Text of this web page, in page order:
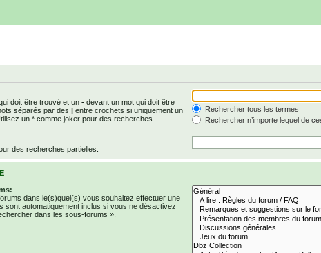
doit être trouvé et un - devant un mot qui doit être
séparés par des | entre crochets si uniquement un
un * comme joker pour des recherches
Rechercher tous les termes
Rechercher n’importe lequel de
des recherches partielles.
dans le(s)quel(s) vous souhaitez effectuer une
sont automatiquement inclus si vous ne désactivez
dans les sous-forums ».